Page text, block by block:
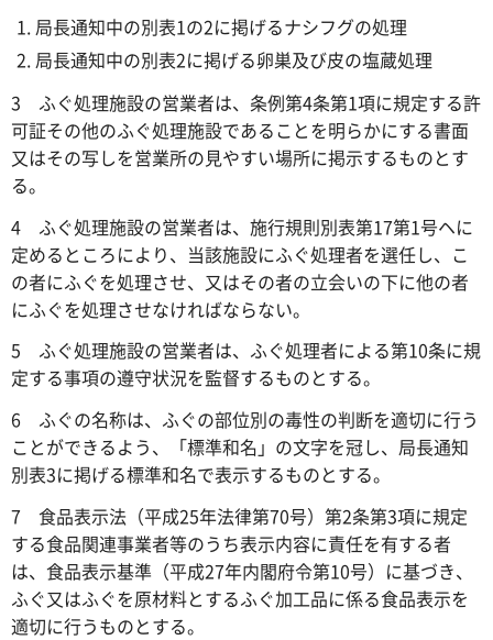
局長通知中の別表1の2に掲げるナシフグの処理
局長通知中の別表2に掲げる卵巣及び皮の塩蔵処理
3 ふぐ処理施設の営業者は、条例第4条第1項に規定する許
可証その他のふぐ処理施設であることを明らかにする書面
又はその写しを営業所の見やすい場所に掲示するものとす
る。
4 ふぐ処理施設の営業者は、施行規則別表第17第1号ヘに
定めるところにより、当該施設にふぐ処理者を選任し、こ
の者にふぐを処理させ、又はその者の立会いの下に他の者
にふぐを処理させなければならない。
5 ふぐ処理施設の営業者は、ふぐ処理者による第10条に規
定する事項の遵守状況を監督するものとする。
6 ふぐの名称は、ふぐの部位別の毒性の判断を適切に行う
ことができるよう、「標準和名」の文字を冠し、局長通知
別表3に掲げる標準和名で表示するものとする。
7 食品表示法（平成25年法律第70号）第2条第3項に規定
する食品関連事業者等のうち表示内容に責任を有する者
は、食品表示基準（平成27年内閣府令第10号）に基づき、
ふぐ又はふぐを原材料とするふぐ加工品に係る食品表示を
適切に行うものとする。